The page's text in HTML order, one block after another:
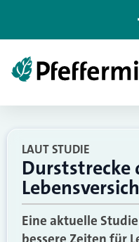
LAUT STUDIE
Durststrecke
Eine aktuelle